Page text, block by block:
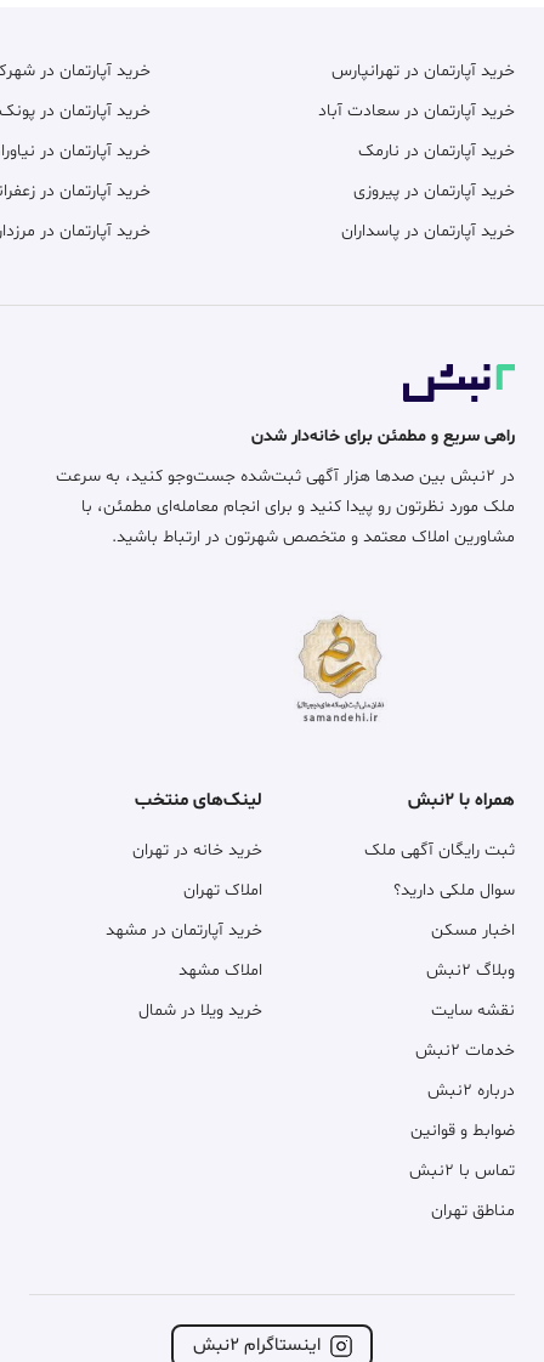
خرید آپارتمان در تهرانپارس
خرید آپارتمان در سعادت آباد
خرید آپارتمان در نارمک
خرید آپارتمان در پیروزی
خرید آپارتمان در پاسداران
خرید آپارتمان در
خرید آپارتمان در
خرید آپارتمان در
خرید آپارتمان در
خرید آپارتمان در
راهی سریع و مطمئن برای خانه‌دار شدن
در ۲نبش بین صدها هزار آگهی ثبت‌شده جست‌وجو کنید، به سرعت
ملک مورد نظرتون رو پیدا کنید و برای انجام معامله‌ای مطمئن، با
مشاورین املاک معتمد و متخصص شهرتون در ارتباط باشید.
همراه با ۲نبش
ثبت رایگان آگهی ملک
سوال ملکی دارید؟
اخبار مسکن
وبلاگ ۲نبش
نقشه سایت
خدمات ۲نبش
درباره ۲نبش
ضوابط و قوانین
تماس با ۲نبش
مناطق تهران
لینک‌های منتخب
خرید خانه در تهران
املاک تهران
خرید آپارتمان در مشهد
املاک مشهد
خرید ویلا در شمال
اینستاگرام ۲نبش